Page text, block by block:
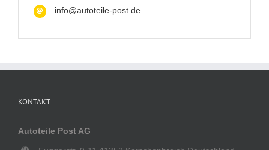
info@autoteile-post.de
KONTAKT
Autoteile Post AG